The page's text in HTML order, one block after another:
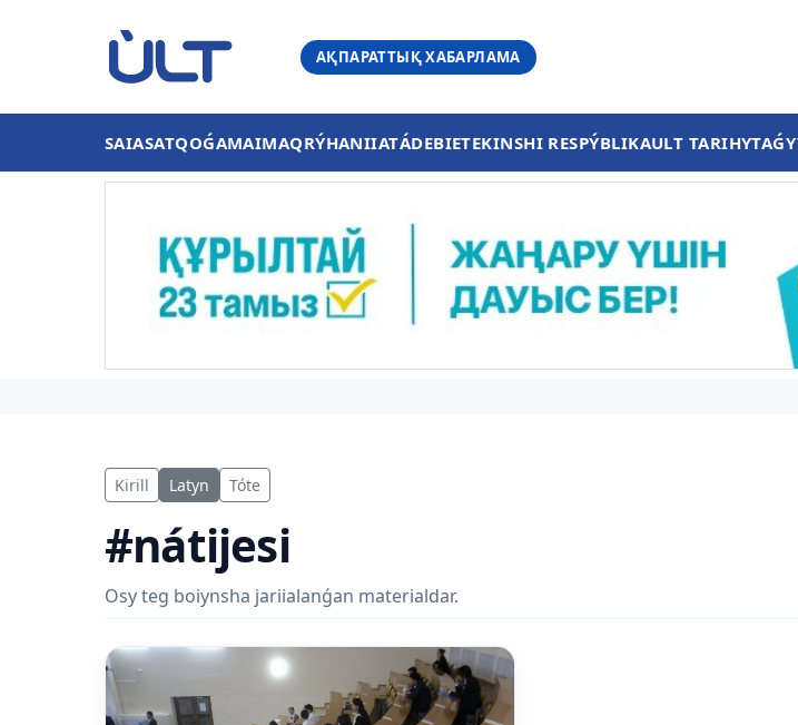
АҚПАРАТТЫҚ ХАБАРЛАМА
SAIASATQOǴAMAIMAQRÝHANIIATÁDEBIETEKINSHI RESPÝBLIKAULT TARIHYTAǴY
Kirill Latyn Tóte
#nátijesi
Osy teg boiynsha jariialanǵan materialdar.